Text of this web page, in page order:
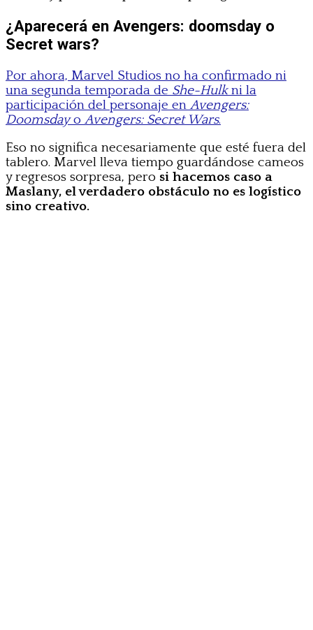
¿Aparecerá en Avengers: doomsday o
Secret wars?
Por ahora, Marvel Studios no ha confirmado ni
una segunda temporada de She-Hulkni la
participación del personaje enAvengers:
DoomsdayoAvengers: Secret Wars.
Eso no significa necesariamente que esté fuera del
tablero. Marvel lleva tiempo guardándose cameos
y regresos sorpresa, pero si hacemos caso a
Maslany, el verdadero obstáculo no es logístico
sino creativo.